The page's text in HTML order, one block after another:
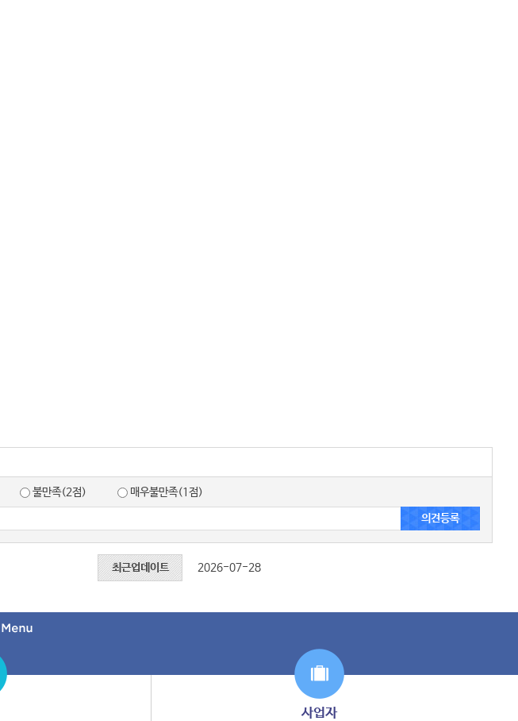
불만족(2점) 매우불만족(1점)
최근업데이트 2026-07-28
사업자